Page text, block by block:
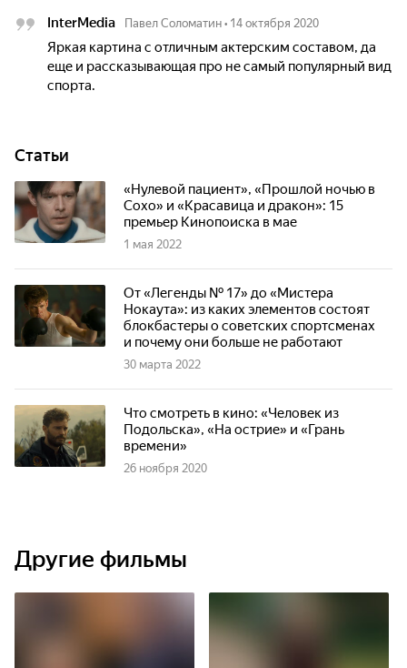
InterMedia Павел Соломатин • 14 октября 2020
Яркая картина с отличным актерским составом, да
еще и рассказывающая про не самый популярный вид
спорта.
Статьи
«Нулевой пациент», «Прошлой ночью в
Сохо» и «Красавица и дракон»: 15
премьер Кинопоиска в мае
1 мая 2022
От «Легенды № 17» до «Мистера
Нокаута»: из каких элементов состоят
блокбастеры о советских спортсменах
и почему они больше не работают
30 марта 2022
Что смотреть в кино: «Человек из
Подольска», «На острие» и «Грань
времени»
26 ноября 2020
Другие фильмы